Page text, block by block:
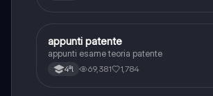
Altro
appunti patente
appunti esame teoria patente
4ªl 69,381 1,784